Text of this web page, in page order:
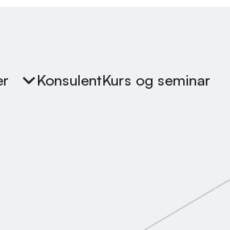
KonsulentKurs og seminar